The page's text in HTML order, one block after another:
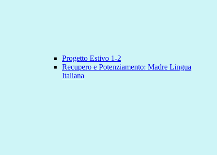
Progetto Estivo 1-2
Recupero e Potenziamento: Madre Lingua
Italiana